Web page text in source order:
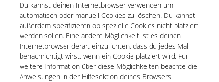
Du kannst deinen Internetbrowser verwenden um
automatisch oder manuell Cookies zu löschen. Du kannst
außerdem spezifizieren ob spezielle Cookies nicht platziert
werden sollen. Eine andere Möglichkeit ist es deinen
Internetbrowser derart einzurichten, dass du jedes Mal
benachrichtigt wirst, wenn ein Cookie platziert wird. Für
weitere Information über diese Möglichkeiten beachte die
Anweisungen in der Hilfesektion deines Browsers.